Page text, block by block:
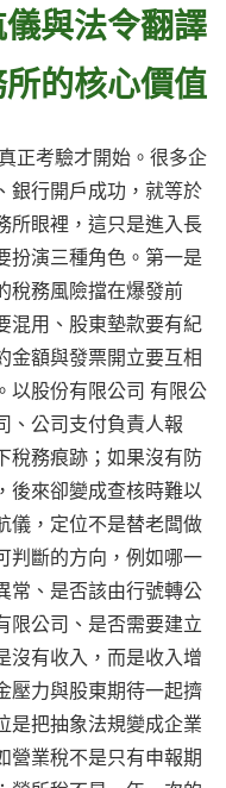
與法令翻譯
的核心價值
正考驗才開始。很多企
銀行開戶成功，就等於
所眼裡，這只是進入長
扮演三種角色。第一是
稅務風險擋在爆發前
混用、股東墊款要有紀
金額與發票開立要互相
以股份有限公司 有限公
、公司支付負責人報
稅務痕跡；如果沒有防
後來卻變成查核時難以
儀，定位不是替老闆做
判斷的方向，例如哪一
常、是否該由行號轉公
限公司、是否需要建立
沒有收入，而是收入增
壓力與股東期待一起擠
是把抽象法規變成企業
營業稅不是只有申報期